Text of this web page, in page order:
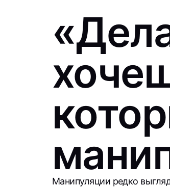
Манипуляции редко